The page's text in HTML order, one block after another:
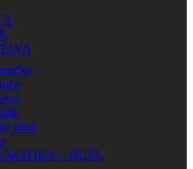
bŕzd
– DUŠE